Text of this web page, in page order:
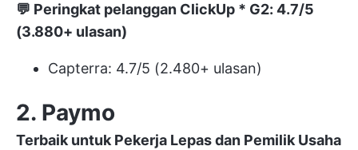
💬 Peringkat pelanggan ClickUp * G2: 4.7/5
(3.880+ ulasan)
Capterra: 4.7/5 (2.480+ ulasan)
2. Paymo
Terbaik untuk Pekerja Lepas dan Pemilik Usaha